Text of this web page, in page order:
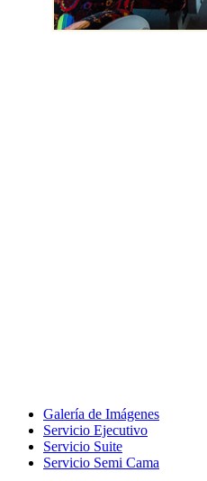
Galería de Imágenes
Servicio Ejecutivo
Servicio Suite
Servicio Semi Cama